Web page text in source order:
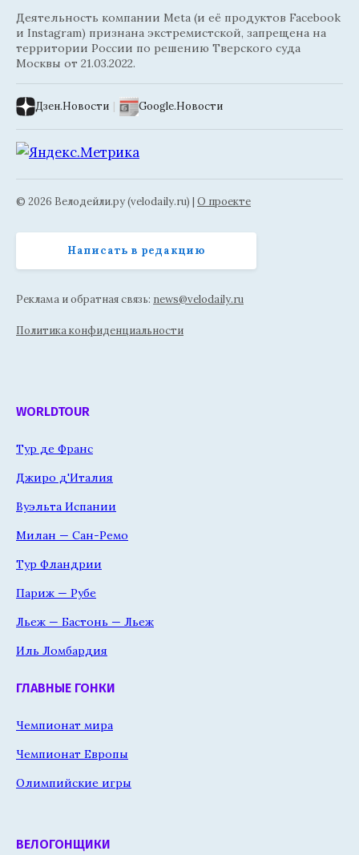
Деятельность компании Meta (и её продуктов Facebook
и Instagram) признана экстремистской, запрещена на
территории России по решению Тверского суда
Москвы от 21.03.2022.
Дзен.Новости | Google.Новости
© 2026 Велодейли.ру (velodaily.ru) | О проекте
Написать в редакцию
Реклама и обратная связь: news@velodaily.ru
Политика конфиденциальности
WORLDTOUR
Тур де Франс
Джиро д'Италия
Вуэльта Испании
Милан — Сан-Ремо
Тур Фландрии
Париж — Рубе
Льеж — Бастонь — Льеж
Иль Ломбардия
ГЛАВНЫЕ ГОНКИ
Чемпионат мира
Чемпионат Европы
Олимпийские игры
ВЕЛОГОНЩИКИ